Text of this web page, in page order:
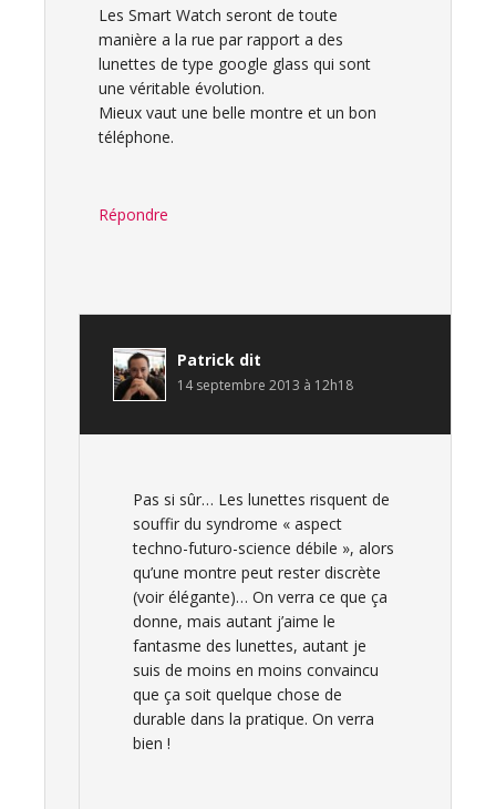
Les Smart Watch seront de toute
manière a la rue par rapport a des
lunettes de type google glass qui sont
une véritable évolution.
Mieux vaut une belle montre et un bon
téléphone.
Répondre
Patrick dit
14 septembre 2013 à 12h18
Pas si sûr… Les lunettes risquent de
souffir du syndrome « aspect
techno-futuro-science débile », alors
qu’une montre peut rester discrète
(voir élégante)… On verra ce que ça
donne, mais autant j’aime le
fantasme des lunettes, autant je
suis de moins en moins convaincu
que ça soit quelque chose de
durable dans la pratique. On verra
bien !